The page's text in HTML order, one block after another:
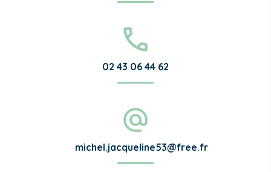
02 43 06 44 62
michel.jacqueline53@free.fr